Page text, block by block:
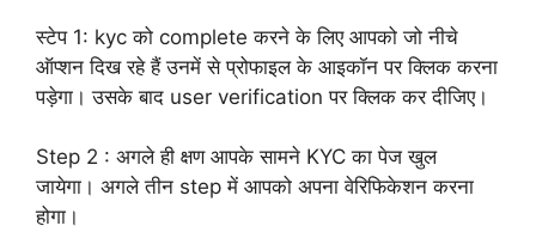
स्टेप 1: kyc को complete करने के लिए आपको जो नीचे
ऑप्शन दिख रहे हैं उनमें से प्रोफाइल के आइकॉन पर क्लिक करना
पड़ेगा। उसके बाद user verification पर क्लिक कर दीजिए।
Step 2 : अगले ही क्षण आपके सामने KYC का पेज खुल
जायेगा। अगले तीन step में आपको अपना वेरिफिकेशन करना
होगा।